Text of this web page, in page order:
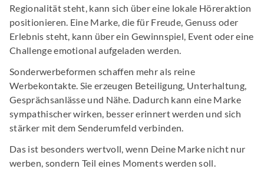
Regionalität steht, kann sich über eine lokale Höreraktion
positionieren. Eine Marke, die für Freude, Genuss oder
Erlebnis steht, kann über ein Gewinnspiel, Event oder eine
Challenge emotional aufgeladen werden.
Sonderwerbeformen schaffen mehr als reine
Werbekontakte. Sie erzeugen Beteiligung, Unterhaltung,
Gesprächsanlässe und Nähe. Dadurch kann eine Marke
sympathischer wirken, besser erinnert werden und sich
stärker mit dem Senderumfeld verbinden.
Das ist besonders wertvoll, wenn Deine Marke nicht nur
werben, sondern Teil eines Moments werden soll.